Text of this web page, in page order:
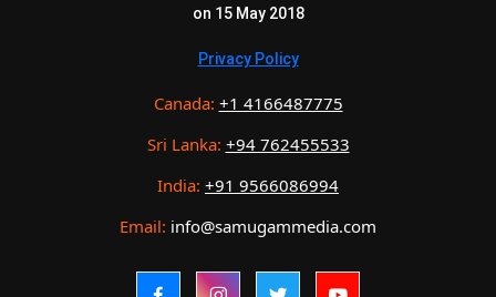
on 15 May 2018
Privacy Policy
Canada: +1 4166487775
Sri Lanka: +94 762455533
India: +91 9566086994
Email: info@samugammedia.com